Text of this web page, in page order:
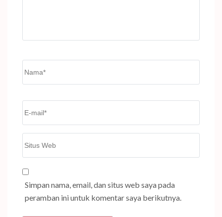
Simpan nama, email, dan situs web saya pada
peramban ini untuk komentar saya berikutnya.